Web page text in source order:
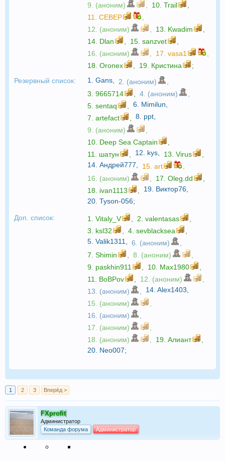
9. (аноним)
10. Trail
11. CEBEP
12. (аноним)
13. Kwadim
14. Dlan 15. sanzvet
16. (аноним)
17. vasa1
18. Oronex 19. Кристина
;
Резервный список:
1. Gans 2. (аноним)
3. 9665714 4. (аноним)
5. sentaq 6. Mimilun
7. artefact 8. ppt
9. (аноним)
10. Deep Sea Captain
11. шатун 12. kys 13. Virus
14. Андрей777 15. art
16. (аноним)
17. Oleg.dd
18. ivan1113 19. Виктор76
20. Tyson-056;
Доп. список: 1. Vitaly_V 2. valentasas
3. ksl32 4. sevblacksea
5. Valik1311 6. (аноним)
7. Shimin 8. (аноним)
9. paskhin911 10. Max1980
11. BoBPov 12. (аноним)
13. (аноним)
14. Alex1403
15. (аноним)
16. (аноним)
17. (аноним)
18. (аноним)
19. Алиант
20. Neo007;
1 2 3 Вперёд >
FXprofit
Администратор
Команда форума
Администратор